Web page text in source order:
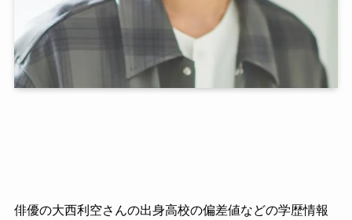
俳優の大西利空さんの出身高校の偏差値などの学歴情報